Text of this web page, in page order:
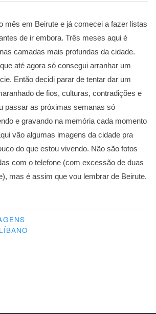
mês em Beirute e já comecei a fazer listas
de ir embora. Três meses aqui é
camadas mais profundas da cidade.
até agora só consegui arranhar um
Então decidi parar de tentar dar um
de fios, culturas, contradições e
passar as próximas semanas só
e gravando na memória cada momento
vão algumas imagens da cidade pra
do que estou vivendo. Não são fotos
com o telefone (com excessão de duas
mas é assim que vou lembrar de Beirute.
LÍBANO